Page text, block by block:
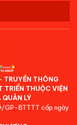
TRUYỀN THÔNG
TRIỂN THUỘC VIỆN
QUẢN LÝ
GP-BTTTT cấp ngày